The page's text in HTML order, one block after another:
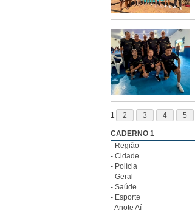
1 2 3 4 5
CADERNO 1
- Região
- Cidade
- Polícia
- Geral
- Saúde
- Esporte
- Anote Aí